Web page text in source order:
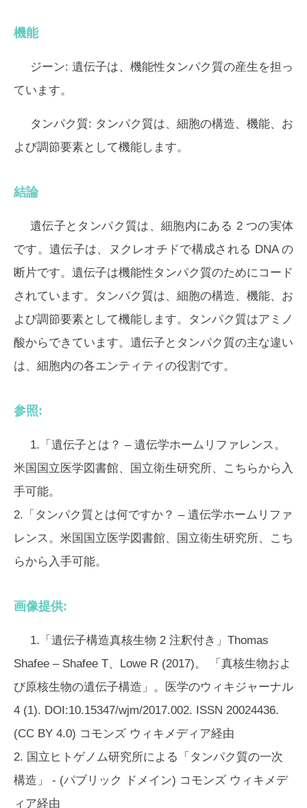
機能
ジーン: 遺伝子は、機能性タンパク質の産生を担っ
ています。
タンパク質: タンパク質は、細胞の構造、機能、お
よび調節要素として機能します。
結論
遺伝子とタンパク質は、細胞内にある 2 つの実体
です。遺伝子は、ヌクレオチドで構成される DNA の
断片です。遺伝子は機能性タンパク質のためにコード
されています。タンパク質は、細胞の構造、機能、お
よび調節要素として機能します。タンパク質はアミノ
酸からできています。遺伝子とタンパク質の主な違い
は、細胞内の各エンティティの役割です。
参照:
1.「遺伝子とは？ – 遺伝学ホームリファレンス。
米国国立医学図書館、国立衛生研究所、こちらから入
手可能。
2.「タンパク質とは何ですか？ – 遺伝学ホームリファ
レンス。米国国立医学図書館、国立衛生研究所、こち
らから入手可能。
画像提供:
1.「遺伝子構造真核生物 2 注釈付き」Thomas
Shafee – Shafee T、Lowe R (2017)。 「真核生物およ
び原核生物の遺伝子構造」。医学のウィキジャーナル
4 (1). DOI:10.15347/wjm/2017.002. ISSN 20024436.
(CC BY 4.0) コモンズ ウィキメディア経由
2. 国立ヒトゲノム研究所による「タンパク質の一次
構造」 - (パブリック ドメイン) コモンズ ウィキメデ
ィア経由